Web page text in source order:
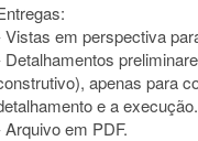
Vistas em perspectiva
Detalhamentos
apenas para
e a execução.
Arquivo em PDF.